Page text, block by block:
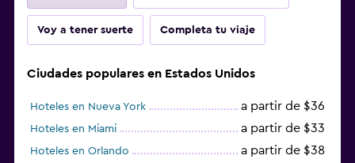
Voy a tener suerte Completa tu viaje
Ciudades populares en Estados Unidos
Hoteles en Nueva York a partir de $36
Hoteles en Miami a partir de $33
Hoteles en Orlando a partir de $38